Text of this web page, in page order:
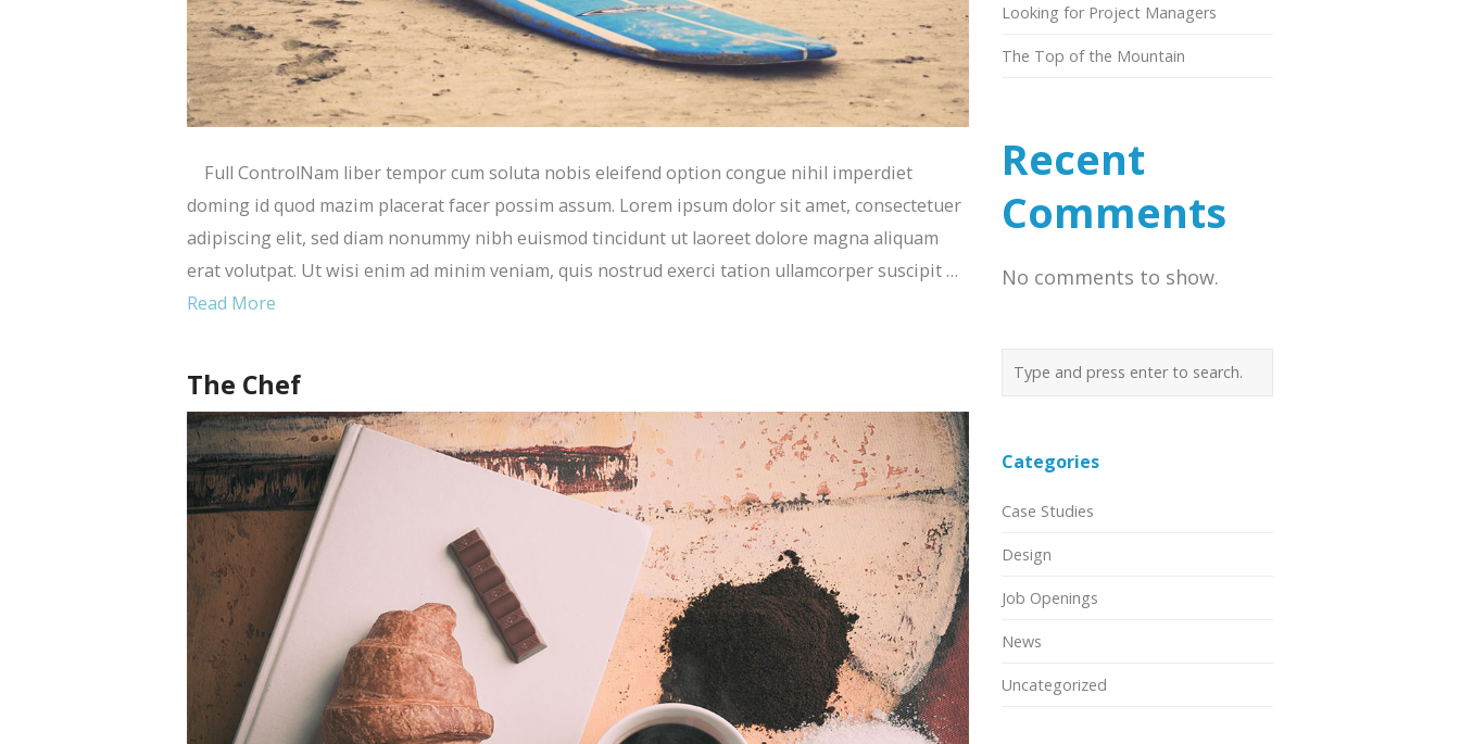
Full ControlNam liber tempor cum soluta nobis eleifend option congue nihil imperdiet
doming id quod mazim placerat facer possim assum. Lorem ipsum dolor sit amet, consectetuer
adipiscing elit, sed diam nonummy nibh euismod tincidunt ut laoreet dolore magna aliquam
erat volutpat. Ut wisi enim ad minim veniam, quis nostrud exerci tation ullamcorper suscipit …
Read More
The Chef
Looking for Project Managers
The Top of the Mountain
Recent
Comments
No comments to show.
Categories
Case Studies
Design
Job Openings
News
Uncategorized